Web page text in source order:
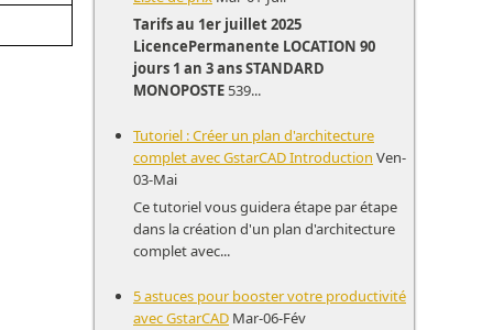
Tarifs au 1er juillet 2025
LicencePermanente LOCATION 90
jours 1 an 3 ansSTANDARD
MONOPOSTE 539...
Tutoriel : Créer un plan d'architecture
complet avec GstarCAD Introduction Ven-
03-Mai
Ce tutoriel vous guidera étape par étape
dans la création d'un plan d'architecture
complet avec...
5 astuces pour booster votre productivité
avec GstarCAD Mar-06-Fév